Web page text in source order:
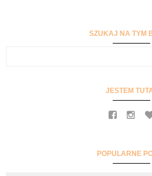
SZUKAJ NA TYM
JESTEM
POPULARNE